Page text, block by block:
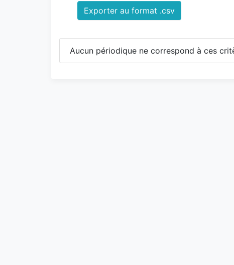
Exporter au format .csv
Aucun périodique ne correspond à ces